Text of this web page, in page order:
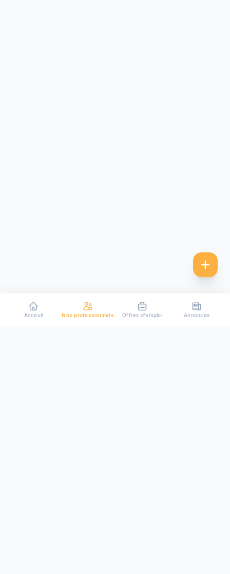
Acceuil Nos professionnels Offres d'emploi Annonces